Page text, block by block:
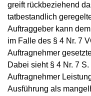
greift rückbeziehend
tatbestandlich
Auftraggeber kann
im Falle des § 4 Nr. 7
Auftragnehmer
Dabei sieht § 4 Nr. 7
Auftragnehmer
Ausführung als